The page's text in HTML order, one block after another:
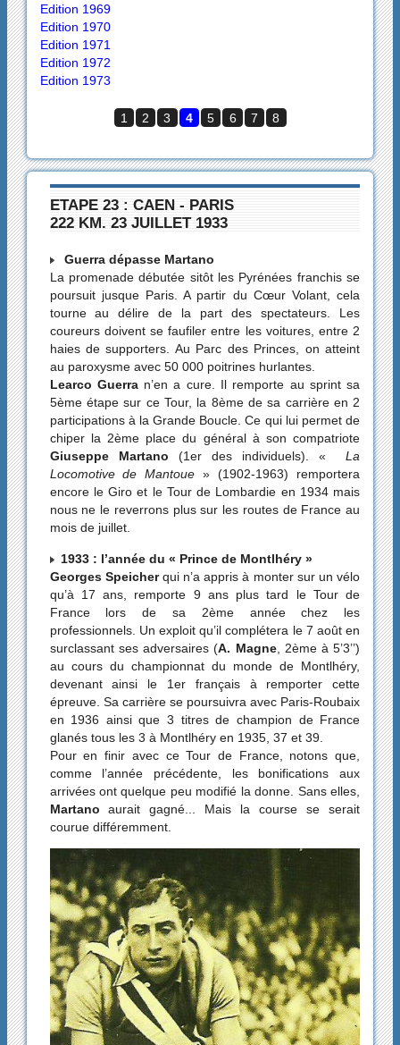
Edition 1969
Edition 1970
Edition 1971
Edition 1972
Edition 1973
1 2 3 4 5 6 7 8
ETAPE 23 : CAEN - PARIS
222 KM. 23 JUILLET 1933
Guerra dépasse Martano
La promenade débutée sitôt les Pyrénées franchis se
poursuit jusque Paris. A partir du Cœur Volant, cela
tourne au délire de la part des spectateurs. Les
coureurs doivent se faufiler entre les voitures, entre 2
haies de supporters. Au Parc des Princes, on atteint
au paroxysme avec 50 000 poitrines hurlantes.
Learco Guerran’en a cure. Il remporte au sprint sa
5ème étape sur ce Tour, la 8ème de sa carrière en 2
participations à la Grande Boucle. Ce qui lui permet de
chiper la 2ème place du général à son compatriote
Giuseppe Martano (1er des individuels). «
La
Locomotive de Mantoue » (1902-1963) remportera
encore le Giro et le Tour de Lombardie en 1934 mais
nous ne le reverrons plus sur les routes de France au
mois de juillet.
1933 : l’année du « Prince de Montlhéry »
Georges Speicherqui n’a appris à monter sur un vélo
qu’à 17 ans, remporte 9 ans plus tard le Tour de
France lors de sa 2ème année chez les
professionnels. Un exploit qu’il complétera le 7 août en
surclassant ses adversaires (A. Magne, 2ème à 5’3’’)
au cours du championnat du monde de Montlhéry,
devenant ainsi le 1er français à remporter cette
épreuve. Sa carrière se poursuivra avec Paris-Roubaix
en 1936 ainsi que 3 titres de champion de France
glanés tous les 3 à Montlhéry en 1935, 37 et 39.
Pour en finir avec ce Tour de France, notons que,
comme l’année précédente, les bonifications aux
arrivées ont quelque peu modifié la donne. Sans elles,
Martano aurait gagné... Mais la course se serait
courue différemment.